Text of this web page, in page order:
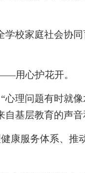
学校家庭社会协
用心护花开。
心理问题有时就
基层教育的声音
服务体系、推动